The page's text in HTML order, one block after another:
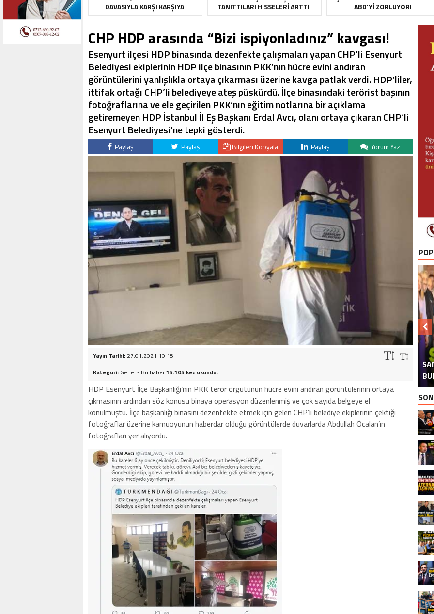
DAVASIYLA KARŞI KARŞIYA
TANITTILAR! HISSELERI ARTTI
ABD’YI ZORLUYOR!
CHP HDP arasında “Bizi ispiyonladınız” kavgası!
Esenyurt ilçesi HDP binasında dezenfekte çalışmaları yapan CHP’li Esenyurt
Belediyesi ekiplerinin HDP ilçe binasının PKK’nın hücre evini andıran
görüntülerini yanlışlıkla ortaya çıkarması üzerine kavga patlak verdi. HDP’liler,
ittifak ortağı CHP’li belediyeye ateş püskürdü. İlçe binasındaki terörist başının
fotoğraflarına ve ele geçirilen PKK’nın eğitim notlarına bir açıklama
getiremeyen HDP İstanbul İl Eş Başkanı Erdal Avcı, olanı ortaya çıkaran CHP’li
Esenyurt Belediyesi’ne tepki gösterdi.
Paylaş Paylaş Bilgileri Kopyala Paylaş Yorum Yaz
Yayın Tarihi: 27.01.2021 10:18
Kategori: Genel - Bu haber15.105 kez okundu.
HDP Esenyurt İlçe Başkanlığı’nın PKK terör örgütünün hücre evini andıran görüntülerinin ortaya
çıkmasının ardından söz konusu binaya operasyon düzenlenmiş ve çok sayıda belgeye el
konulmuştu. İlçe başkanlığı binasını dezenfekte etmek için gelen CHP’li belediye ekiplerinin çektiği
fotoğraflar üzerine kamuoyunun haberdar olduğu görüntülerde duvarlarda Abdullah Öcalan’ın
fotoğrafları yer alıyordu.